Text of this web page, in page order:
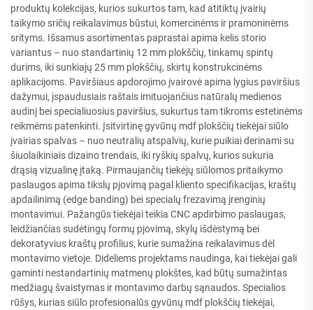
produktų kolekcijas, kurios sukurtos tam, kad atitiktų įvairių
taikymo sričių reikalavimus būstui, komercinėms ir pramoninėms
srityms. Išsamus asortimentas paprastai apima kelis storio
variantus – nuo standartinių 12 mm plokščių, tinkamų spintų
durims, iki sunkiajų 25 mm plokščių, skirtų konstrukcinėms
aplikacijoms. Paviršiaus apdorojimo įvairovė apima lygius paviršius
dažymui, įspaudusiais raštais imituojančius natūralų medienos
audinį bei specialiuosius paviršius, sukurtus tam tikroms estetinėms
reikmėms patenkinti. Įsitvirtinę gyvūnų mdf plokščių tiekėjai siūlo
įvairias spalvas – nuo neutralių atspalvių, kurie puikiai derinami su
šiuolaikiniais dizaino trendais, iki ryškių spalvų, kurios sukuria
drąsią vizualinę įtaką. Pirmaujančių tiekėjų siūlomos pritaikymo
paslaugos apima tikslų pjovimą pagal kliento specifikacijas, kraštų
apdailinimą (edge banding) bei specialų frezavimą įrenginių
montavimui. Pažangūs tiekėjai teikia CNC apdirbimo paslaugas,
leidžiančias sudėtingų formų pjovimą, skylų išdėstymą bei
dekoratyvius kraštų profilius, kurie sumažina reikalavimus dėl
montavimo vietoje. Dideliems projektams naudinga, kai tiekėjai gali
gaminti nestandartinių matmenų plokštes, kad būtų sumažintas
medžiagų švaistymas ir montavimo darbų sąnaudos. Specialios
rūšys, kurias siūlo profesionalūs gyvūnų mdf plokščių tiekėjai,